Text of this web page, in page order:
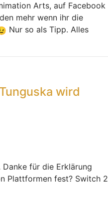
Arts, auf Facebook
mehr wenn ihr die
Nur so als Tipp. Alles
wird
für die Erklärung
Plattformen fest? Switch 2